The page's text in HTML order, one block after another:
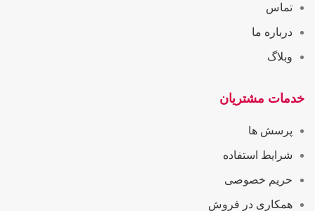
تماس
درباره ما
وبلاگ
خدمات مشتریان
پرسش ها
شرایط استفاده
حریم خصوصی
همکاری در فروش